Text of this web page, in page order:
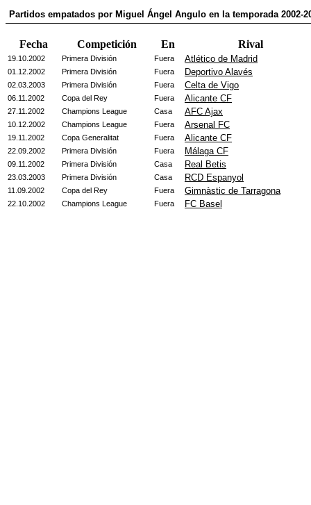
Partidos empatados por Miguel Ángel Angulo en la temporada 2002-
Fecha Competición En Rival
19.10.2002 Primera División Fuera Atlético de Madrid
01.12.2002 Primera División Fuera Deportivo Alavés
02.03.2003 Primera División Fuera Celta de Vigo
06.11.2002 Copa del Rey Fuera Alicante CF
27.11.2002 Champions League Casa AFC Ajax
10.12.2002 Champions League Fuera Arsenal FC
19.11.2002 Copa Generalitat Fuera Alicante CF
22.09.2002 Primera División Fuera Málaga CF
09.11.2002 Primera División Casa Real Betis
23.03.2003 Primera División Casa RCD Espanyol
11.09.2002 Copa del Rey Fuera Gimnàstic de Tarragona
22.10.2002 Champions League Fuera FC Basel